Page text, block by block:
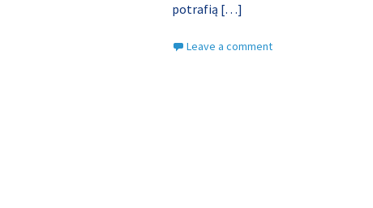
potrafią […]
Leave a comment